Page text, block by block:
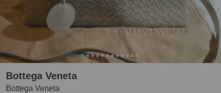
Bottega Veneta
Bottega Veneta